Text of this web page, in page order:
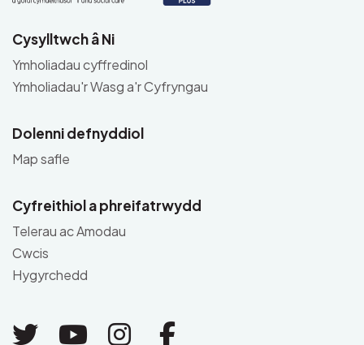
Cysylltwch â Ni
Ymholiadau cyffredinol
Ymholiadau'r Wasg a'r Cyfryngau
Dolenni defnyddiol
Map safle
Cyfreithiol a phreifatrwydd
Telerau ac Amodau
Cwcis
Hygyrchedd
Link to Twitter
Link to Youtube
Link to Instagram
Link to